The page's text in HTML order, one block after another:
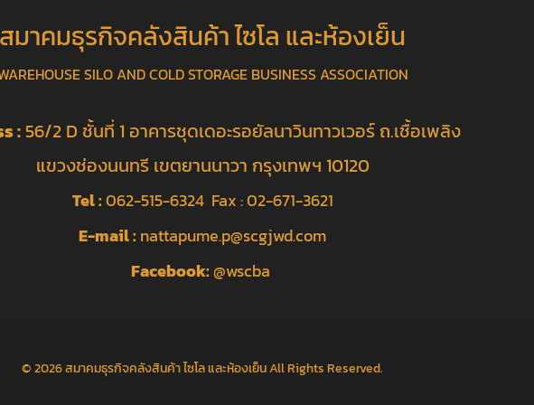
สมาคมธุรกิจคลังสินค้า ไซโล และห้องเย็น
SILO AND COLD STORAGE BUSINESS ASSOCIATION
:56/2 D ชั้นที่ 1 อาคารชุดเดอะรอยัลนาวินทาวเวอร์ ถ.เชื้อเพลิง
แขวงช่องนนทรี เขตยานนาวา กรุงเทพฯ 10120
Tel :062-515-6324 Fax : 02-671-3621
E-mail : nattapume.p@scgjwd.com
Facebook:@wscba
© 2026สมาคมธุรกิจคลังสินค้า ไซโล และห้องเย็นAll Rights Reserved.